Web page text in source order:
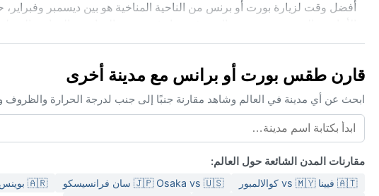
أفضل وقت لزيارة بورت أو برنس من الناحية المناخية هو بين ديسمبر
الكثيف أو الثلوج، لكن هبوب الرياح التجارية يخفف من حدة الحر. التغيرات
قارن طقس بورت أو برانس مع مدينة أخرى
ابحث عن أي مدينة في العالم وشاهد مقارنة جنبًا إلى جنب لدرجة الحرارة والظروف
مقارنات المدن الشائعة حول العالم:
🇦🇹 فيينا vs 🇲🇾 كوالالمبور 🇯🇵 Osaka vs 🇺🇸 سان فرانسيسكو 🇦🇷 بوينس آيرس vs 🇲🇦 مراكش